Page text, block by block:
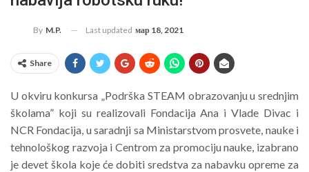
By M.P. Last updated мар 18, 2021
Share
U okviru konkursa „Podrška STEAM obrazovanju u srednjim
školama” koji su realizovali Fondacija Ana i Vlade Divac i
NCR Fondacija, u saradnji sa Ministarstvom prosvete, nauke i
tehnološkog razvoja i Centrom za promociju nauke, izabrano
je devet škola koje će dobiti sredstva za nabavku opreme za